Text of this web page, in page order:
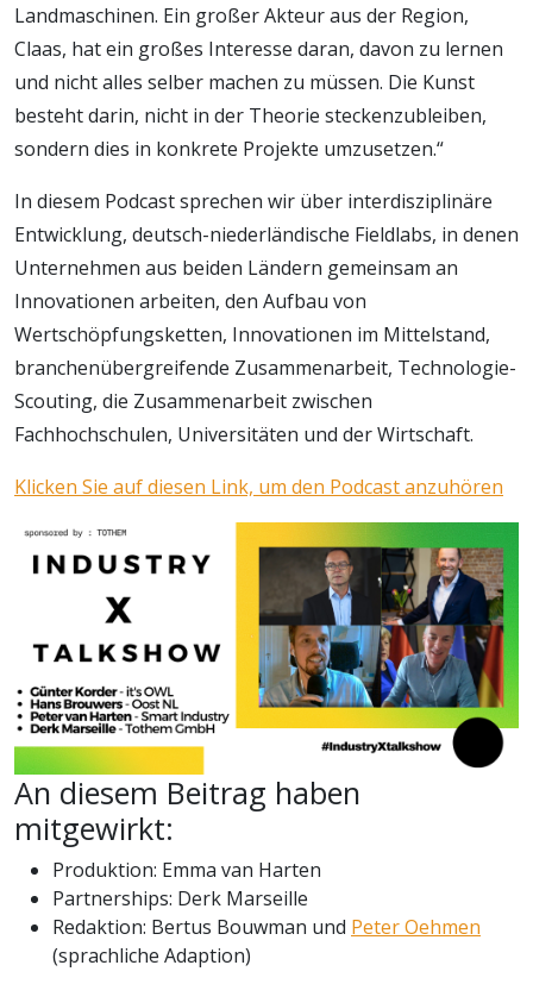
Landmaschinen. Ein großer Akteur aus der Region,
Claas, hat ein großes Interesse daran, davon zu lernen
und nicht alles selber machen zu müssen. Die Kunst
besteht darin, nicht in der Theorie steckenzubleiben,
sondern dies in konkrete Projekte umzusetzen.“
In diesem Podcast sprechen wir über interdisziplinäre
Entwicklung, deutsch-niederländische Fieldlabs, in denen
Unternehmen aus beiden Ländern gemeinsam an
Innovationen arbeiten, den Aufbau von
Wertschöpfungsketten, Innovationen im Mittelstand,
branchenübergreifende Zusammenarbeit, Technologie-
Scouting, die Zusammenarbeit zwischen
Fachhochschulen, Universitäten und der Wirtschaft.
Klicken Sie auf diesen Link, um den Podcast anzuhören
An diesem Beitrag haben
mitgewirkt:
Produktion: Emma van Harten
Partnerships: Derk Marseille
Redaktion: Bertus Bouwman und Peter Oehmen
(sprachliche Adaption)